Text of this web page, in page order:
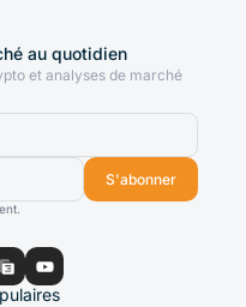
au quotidien
et analyses de marché
S'abonner